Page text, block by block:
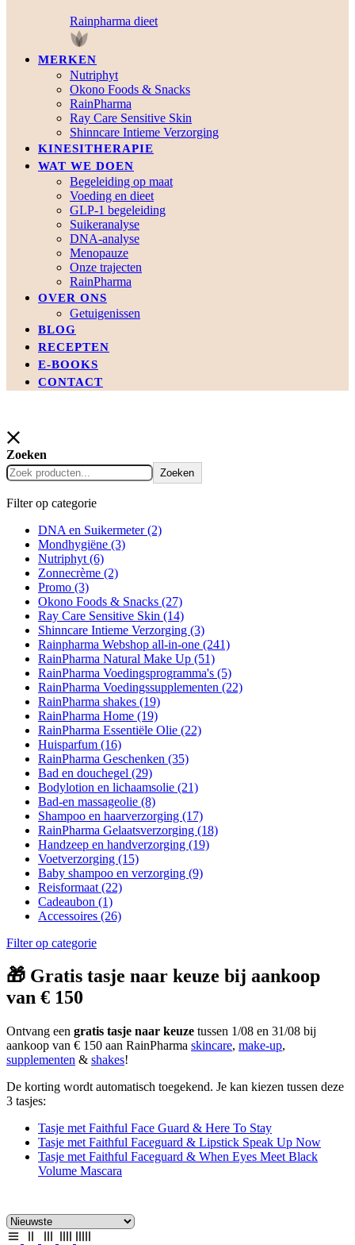
Rainpharma dieet
MERKEN
Nutriphyt
Okono Foods & Snacks
RainPharma
Ray Care Sensitive Skin
Shinncare Intieme Verzorging
KINESITHERAPIE
WAT WE DOEN
Begeleiding op maat
Voeding en dieet
GLP-1 begeleiding
Suikeranalyse
DNA-analyse
Menopauze
Onze trajecten
RainPharma
OVER ONS
Getuigenissen
BLOG
RECEPTEN
E-BOOKS
CONTACT
Zoeken
Zoeken
Filter op categorie
DNA en Suikermeter(2)
Mondhygiëne (3)
Nutriphyt (6)
Zonnecrème (2)
Promo (3)
Okono Foods & Snacks (27)
Ray Care Sensitive Skin (14)
Shinncare Intieme Verzorging (3)
Rainpharma Webshop all-in-one (241)
RainPharma Natural Make Up (51)
RainPharma Voedingsprogramma's (5)
RainPharma Voedingssupplementen (22)
RainPharma shakes (19)
RainPharma Home (19)
RainPharma Essentiële Olie (22)
Huisparfum (16)
RainPharma Geschenken (35)
Bad en douchegel (29)
Bodylotion en lichaamsolie (21)
Bad-en massageolie (8)
Shampoo en haarverzorging (17)
RainPharma Gelaatsverzorging (18)
Handzeep en handverzorging (19)
Voetverzorging (15)
Baby shampoo en verzorging (9)
Reisformaat (22)
Cadeaubon (1)
Accessoires (26)
Filter op categorie
🎁 Gratis tasje naar keuze bij aankoop
van € 150
Ontvang een gratis tasje naar keuze tussen 1/08 en 31/08 bij
aankoop van € 150 aan RainPharma skincare, make-up,
supplementen & shakes!
De korting wordt automatisch toegekend. Je kan kiezen tussen deze
3 tasjes:
Tasje met Faithful Face Guard & Here To Stay
Tasje met Faithful Faceguard & Lipstick Speak Up Now
Tasje met Faithful Faceguard & When Eyes Meet Black
Volume Mascara